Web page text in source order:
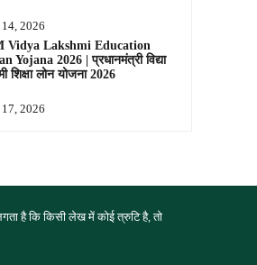
2026
Vidya Lakshmi Education
Yojana 2026 | प्रधानमंत्री विद्या
शिक्षा लोन योजना 2026
2026
है कि किसी लेख में कोई त्रुटि है, तो